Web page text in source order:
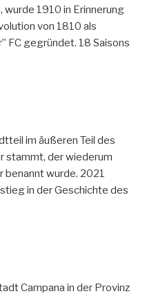
wurde 1910 in Erinnerung
von 1810 als
FC gegründet. 18 Saisons
im äußeren Teil des
stammt, der wiederum
benannt wurde. 2021
in der Geschichte des
Campana in der Provinz